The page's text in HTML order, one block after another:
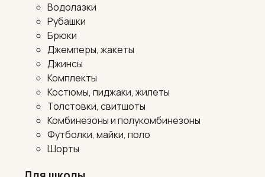
Водолазки
Рубашки
Брюки
Джемперы, жакеты
Джинсы
Комплекты
Костюмы, пиджаки, жилеты
Толстовки, свитшоты
Комбинезоны и полукомбинезоны
Футболки, майки, поло
Шорты